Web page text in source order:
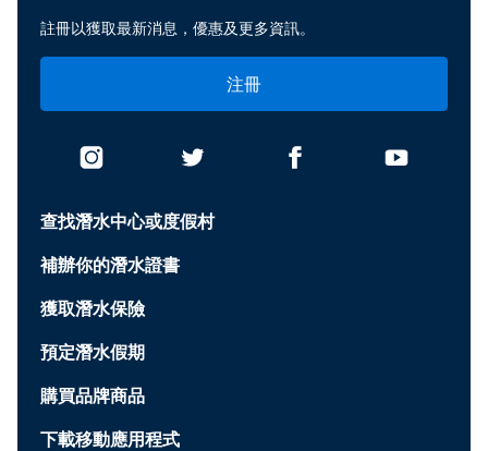
查找潛水中心或度假村
補辦你的潛水證書
獲取潛水保險
預定潛水假期
購買品牌商品
下載移動應用程式
註冊以獲取最新消息，優惠及更多資訊。
注冊